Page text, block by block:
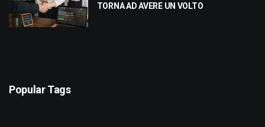
TORNA AD AVERE UN VOLTO
Popular Tags